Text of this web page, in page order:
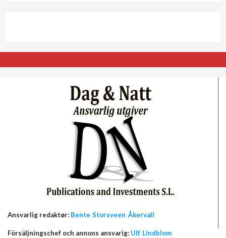
Ansvarlig redaktør: Bente Storsveen Åkervall
Försäljningschef och annons ansvarig: Ulf Lindblom